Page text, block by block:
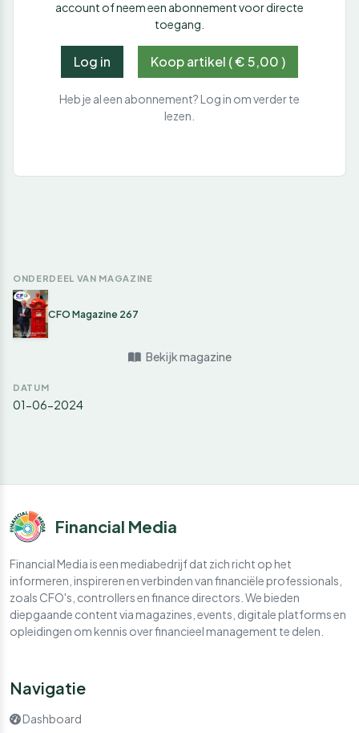
account of neem een abonnement voor directe
toegang.
Log in Koop artikel ( € 5,00 )
Heb je al een abonnement? Log in om verder te
lezen.
ONDERDEEL VAN MAGAZINE
CFO Magazine 267
Bekijk magazine
DATUM
01-06-2024
Financial Media
Financial Media is een mediabedrijf dat zich richt op het
informeren, inspireren en verbinden van financiële professionals,
zoals CFO's, controllers en finance directors. We bieden
diepgaande content via magazines, events, digitale platforms en
opleidingen om kennis over financieel management te delen.
Navigatie
Dashboard